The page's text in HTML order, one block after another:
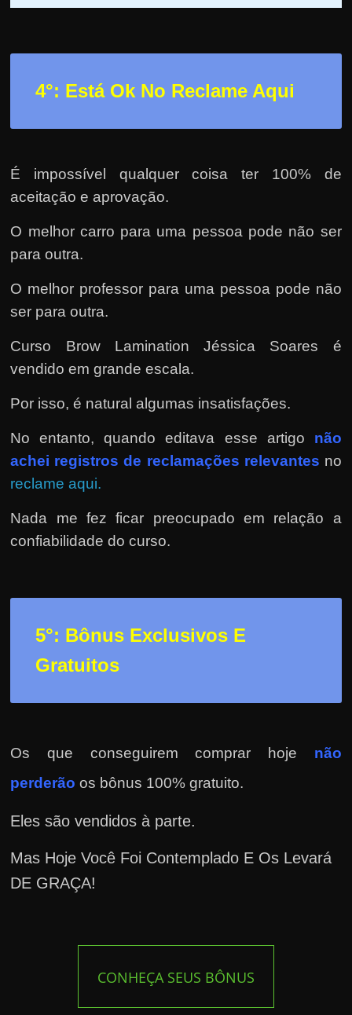
4°: Está Ok No Reclame Aqui
É impossível qualquer coisa ter 100% de
aceitação e aprovação.
O melhor carro para uma pessoa pode não ser
para outra.
O melhor professor para uma pessoa pode não
ser para outra.
Curso Brow Lamination Jéssica Soares é
vendido em grande escala.
Por isso, é natural algumas insatisfações.
No entanto, quando editava esse artigo não
achei registros de reclamações relevantes no
reclame aqui.
Nada me fez ficar preocupado em relação a
confiabilidade do curso.
5°: Bônus Exclusivos E
Gratuitos
Os que conseguirem comprar hoje não
perderão os bônus 100% gratuito.
Eles são vendidos à parte.
Mas Hoje Você Foi Contemplado E Os Levará
DE GRAÇA!
CONHEÇA SEUS BÔNUS